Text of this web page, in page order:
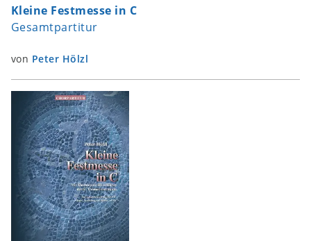
Kleine Festmesse in C
Gesamtpartitur
von Peter Hölzl